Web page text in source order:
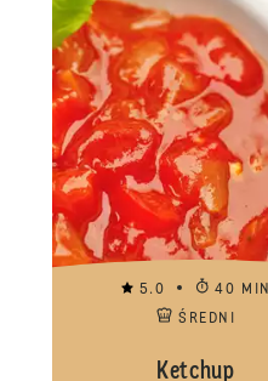
5.0
40 MIN
ŚREDNI
Ketchup